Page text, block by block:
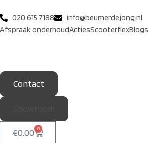
020 615 7188
info@beumerdejong.nl
Afspraak onderhoudActiesScooterflexBlogs
Contact
€0.00 0